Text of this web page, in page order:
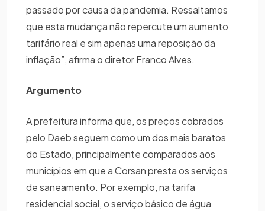
passado por causa da pandemia. Ressaltamos
que esta mudança não repercute um aumento
tarifário real e sim apenas uma reposição da
inflação”, afirma o diretor Franco Alves.
Argumento
A prefeitura informa que, os preços cobrados
pelo Daeb seguem como um dos mais baratos
do Estado, principalmente comparados aos
municípios em que a Corsan presta os serviços
de saneamento. Por exemplo, na tarifa
residencial social, o serviço básico de água